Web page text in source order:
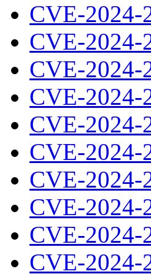
CVE-2024-
CVE-2024-
CVE-2024-
CVE-2024-
CVE-2024-
CVE-2024-
CVE-2024-
CVE-2024-
CVE-2024-
CVE-2024-